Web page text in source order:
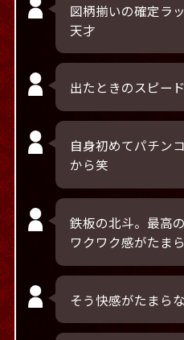
図柄揃いの確定ラ
天才
出たときのスピー
自身初めてパチン
から笑
鉄板の北斗。最高
ワクワク感がたま
そう快感がたまら